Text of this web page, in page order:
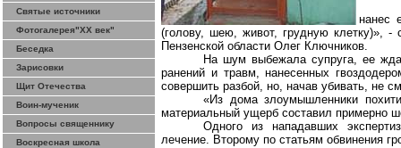
Святые источники
Фотогалерея"ХХ век"
Беседка
Зарисовки
Щит Отечества
Воин-мученик
Вопросы священнику
Воскресная школа
нанес
(голову, шею, живот, грудную клетку)»,
Пензенской области Олег Ключников.
На шум выбежала супруга, ее
ранений и травм, нанесенных
совершить разбой, но, начав убивать, не
«Из дома злоумышленники
материальный ущерб составил примерно
Одного из нападавших
лечение. Второму по статьям обвинения